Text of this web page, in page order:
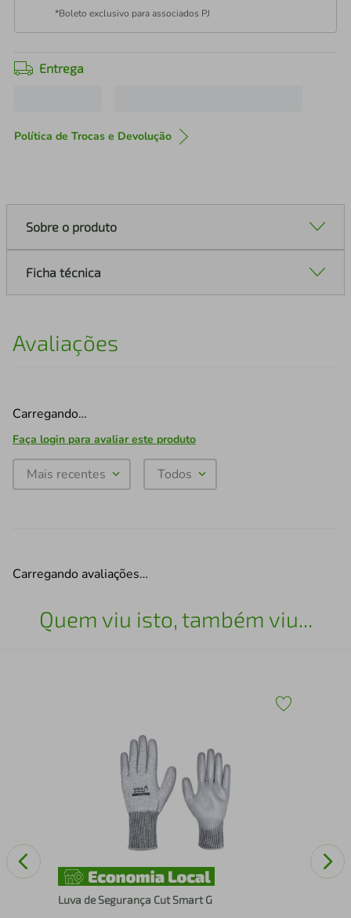
*Boleto exclusivo para associados PJ
Entrega
Política de Trocas e Devolução
Sobre o produto
Ficha técnica
Avaliações
Carregando…
Faça login para avaliar este produto
Mais recentes Todos
Carregando avaliações…
Quem viu isto, também viu...
Luva de Segurança Cut Smart G